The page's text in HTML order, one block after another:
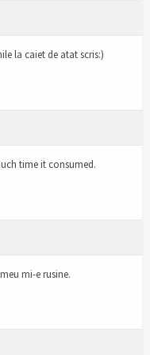
la caiet de atat scris:)
time it consumed.
mi-e rusine.